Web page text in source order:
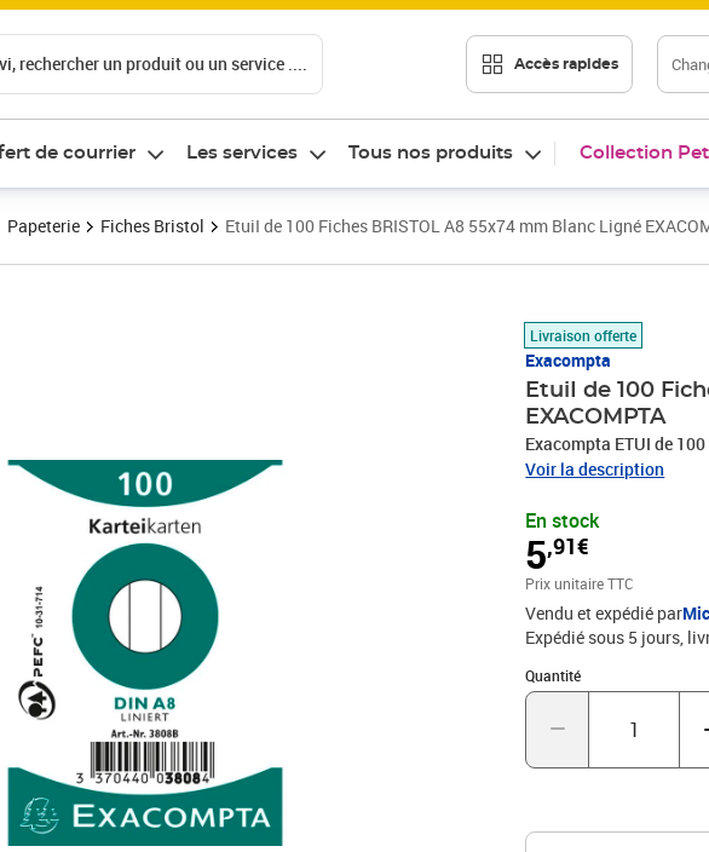
rechercher un produit ou un service .... Accès rapides
de courrier Les services Tous nos produits Collection
Papeterie Fiches Bristol EtuiI de 100 Fiches BRISTOL A8 55x74 mm Blanc Ligné
Livraison offerte
Exacompta
EtuiI de 100
EXACOMPTA
Exacompta ETUI de
Voir la description
En stock
5,91€
Prix 5,91€
Prix unitaire TTC
Vendu et expédié par
Expédié sous 5 jours
Quantité
Quantité : 1